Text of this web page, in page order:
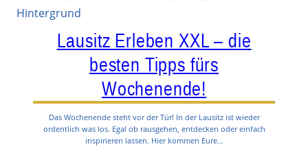
Lausitz Erleben XXL – die
besten Tipps fürs
Wochenende!
Das Wochenende steht vor der Tür! In der Lausitz ist wieder
ordentlich was los. Egal ob rausgehen, entdecken oder einfach
inspirieren lassen. Hier kommen Eure…